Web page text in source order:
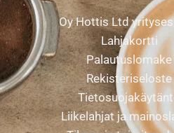
Oy Hottis Ltd
Lahjakortti
Palautuslomake
Rekisteriseloste
Liikelahjat ja